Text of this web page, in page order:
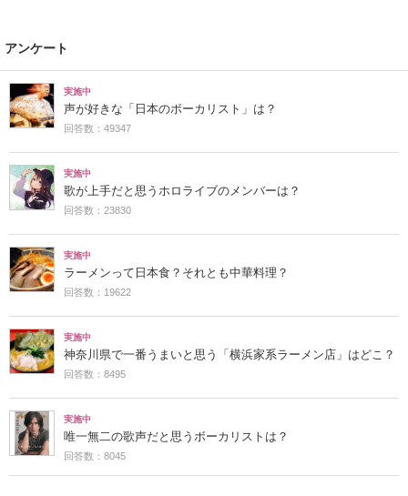
アンケート
実施中
声が好きな「日本のボーカリスト」は？
回答数：49347
実施中
歌が上手だと思うホロライブのメンバーは？
回答数：23830
実施中
ラーメンって日本食？それとも中華料理？
回答数：19622
実施中
神奈川県で一番うまいと思う「横浜家系ラーメン店」はどこ？
回答数：8495
実施中
唯一無二の歌声だと思うボーカリストは？
回答数：8045